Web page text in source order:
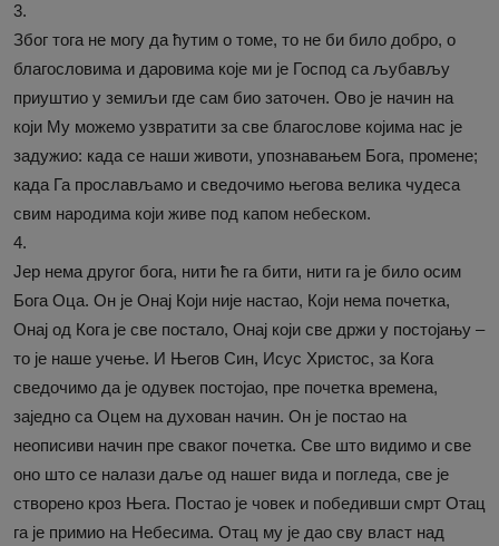
3.
Због тога не могу да ћутим о томе, то не би било добро, о
благословима и даровима које ми је Господ са љубављу
приуштио у земиљи где сам био заточен. Ово је начин на
који Му можемо узвратити за све благослове којима нас је
задужио: када се наши животи, упознавањем Бога, промене;
када Га прослављамо и сведочимо његова велика чудеса
свим народима који живе под капом небеском.
4.
Јер нема другог бога, нити ће га бити, нити га је било осим
Бога Оца. Он је Онај Који није настао, Који нема почетка,
Онај од Кога је све постало, Онај који све држи у постојању –
то је наше учење. И Његов Син, Исус Христос, за Кога
сведочимо да је одувек постојао, пре почетка времена,
заједно са Оцем на духован начин. Он је постао на
неописиви начин пре сваког почетка. Све што видимо и све
оно што се налази даље од нашег вида и погледа, све је
створено кроз Њега. Постао је човек и победивши смрт Отац
га је примио на Небесима. Отац му је дао сву власт над